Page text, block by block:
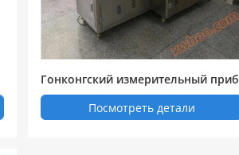
Гонконгский измерительный приб
ор для фильтрации твердых части
ц
Посмотреть детали